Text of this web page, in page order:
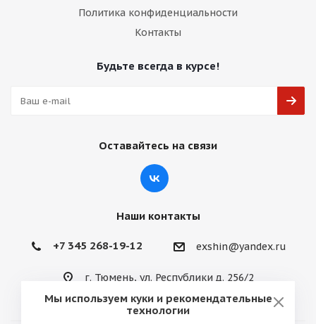
Политика конфиденциальности
Контакты
Будьте всегда в курсе!
Оставайтесь на связи
Наши контакты
+7 345 268-19-12 exshin@yandex.ru
г. Тюмень, ул. Республики д. 256/2
Мы используем куки и рекомендательные
технологии